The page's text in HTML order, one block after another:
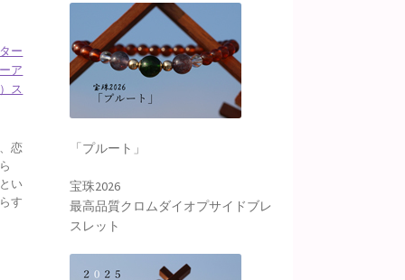
ー
ア
ス
恋
い
す
「プルート」
宝珠2026
最高品質クロムダイオプサイドブレ
スレット